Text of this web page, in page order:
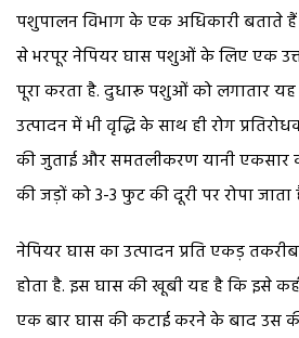
पशुपालन विभाग के एक अधिकारी बताते हैं
से भरपूर नेपियर घास पशुओं के लिए एक
पूरा करता है. दुधारू पशुओं को लगातार
उत्पादन में भी वृद्धि के साथ ही रोग
की जुताई और समतलीकरण यानी एकसार
की जड़ों को 3-3 फुट की दूरी पर रोपा जाता
नेपियर घास का उत्पादन प्रति एकड़
होता है. इस घास की खूबी यह है कि इसे
एक बार घास की कटाई करने के बाद उस